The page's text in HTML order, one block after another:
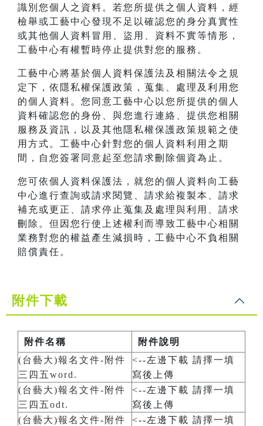
識別您個人之資料。若您所提供之個人資料，經
檢舉或工藝中心發現不足以確認您的身分真實性
或其他個人資料冒用、盜用、資料不實等情形，
工藝中心有權暫時停止提供對您的服務。
工藝中心將基於個人資料保護法及相關法令之規
定下，依隱私權保護政策，蒐集、處理及利用您
的個人資料。您同意工藝中心以您所提供的個人
資料確認您的身份、與您進行連絡、提供您相關
服務及資訊，以及其他隱私權保護政策規範之使
用方式。工藝中心針對您的個人資料利用之期
間，自您簽署同意起至您請求刪除個資為止。
您可依個人資料保護法，就您的個人資料向工藝
中心進行查詢或請求閱覽、請求給複製本、請求
補充或更正、請求停止蒐集及處理與利用、請求
刪除。但因您行使上述權利而導致工藝中心相關
業務對您的權益產生減損時，工藝中心不負相關
賠償責任。
附件下載
附件名稱
附件說明
(台藝大)報名文件-附件
三四五word.
<--左邊下載 請擇一填
寫後上傳
(台藝大)報名文件-附件
三四五odt.
<--左邊下載 請擇一填
寫後上傳
(台藝大)報名文件-附件
<--左邊下載 請擇一填